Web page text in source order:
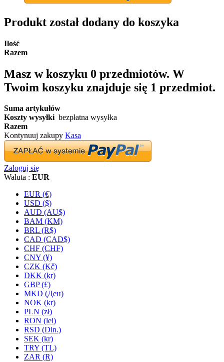
Produkt został dodany do koszyka
Ilość
Razem
Masz w koszyku 0 przedmiotów. W
Twoim koszyku znajduje się 1 przedmiot.
Suma artykułów
Koszty wysyłki bezpłatna wysyłka
Razem
Kontynuuj zakupy Kasa
Zaloguj się
Waluta : EUR
EUR (€)
USD ($)
AUD (AU$)
BAM (KM)
BRL (R$)
CAD (CAD$)
CHF (CHF)
CNY (¥)
CZK (Kč)
DKK (kr)
GBP (£)
MKD (Ден)
NOK (kr)
PLN (zł)
RON (lei)
RSD (Din.)
SEK (kr)
TRY (TL)
ZAR (R)